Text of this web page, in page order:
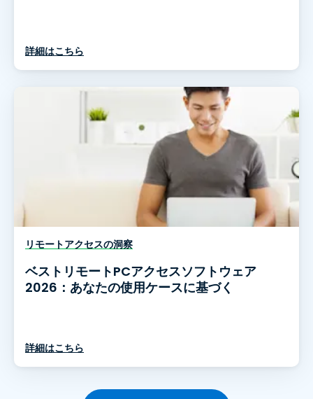
詳細はこちら
リモートアクセスの洞察
ベストリモートPCアクセスソフトウェア
2026：あなたの使用ケースに基づく
詳細はこちら